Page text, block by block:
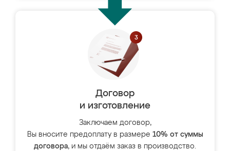
Договор
и изготовление
Заключаем договор,
Вы вносите предоплату в размере 10% от суммы
договора, и мы отдаём заказ в производство.